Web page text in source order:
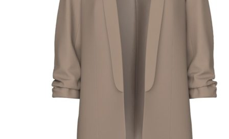
Miesten asusteet
Vyöt ja olkaimet
Solmiot, rusetit ja taskuliinat
Miesten päähineet, huivit ja käsineet
Miesten yöasut ja alusvaatteet
Miesten alusvaatteet
Miesten sukat
Miesten yöasut
Miesten aamutakit ja kylpytakit
Miesten takit
Miesten nahkatakit
Miesten kevät-ja syystakit
Miesten villakangastakit